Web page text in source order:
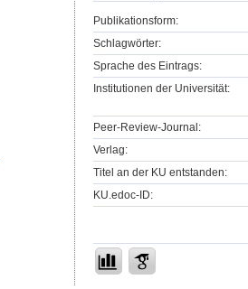
Publikationsform:
Schlagwörter:
Sprache des Eintrags:
Institutionen der Universität:
Peer-Review-Journal:
Verlag:
Titel an der KU entstanden:
KU.edoc-ID: